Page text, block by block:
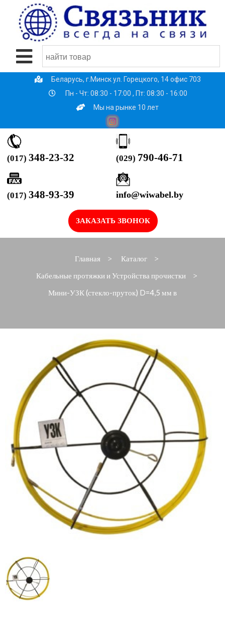
Беларусь, г.Минск ул. Горецкого, 14 офис 703
Пн - Чт: 08:30 - 17:00 , Пт: 08:30 - 16:00
Мы на рынке 10 лет
(017) 348-23-32 (029) 790-46-71
(017) 348-93-39 info@wiwabel.by
ЗАКАЗАТЬ ЗВОНОК
Главная > Каталог >
Кабельные протяжки и Устройства прочистки >
Мини-УЗК (стекло-пруток) D=4,5 мм в